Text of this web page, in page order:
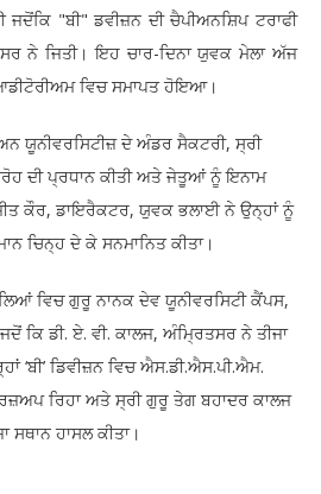
"ਬੀ" ਡਵੀਜ਼ਨ ਦੀ ਚੈਪੀਅਨਸ਼ਿਪ ਟਰਾਫੀ
ਨੇ ਜਿਤੀ। ਇਹ ਚਾਰ-ਦਿਨਾ ਯੁਵਕ ਮੇਲਾ ਅੱਜ
ਵਿਚ ਸਮਾਪਤ ਹੋਇਆ।
ਦੇ ਅੰਡਰ ਸੈਕਟਰੀ, ਸ੍ਰੀ
ਦੀ ਪ੍ਰਧਾਨ ਕੀਤੀ ਅਤੇ ਜੇਤੂਆਂ ਨੂੰ ਇਨਾਮ
ਕੌਰ, ਡਾਇਰੈਕਟਰ, ਯੁਵਕ ਭਲਾਈ ਨੇ ਉਨ੍ਹਾਂ ਨੂੰ
ਦੇ ਕੇ ਸਨਮਾਨਿਤ ਕੀਤਾ।
ਵਿਚ ਗੁਰੂ ਨਾਨਕ ਦੇਵ ਯੂਨੀਵਰਸਿਟੀ ਕੈਂਪਸ,
ਕਿ ਡੀ. ਏ. ਵੀ. ਕਾਲਜ, ਅੰਮ੍ਰਿਤਸਰ ਨੇ ਤੀਜਾ
‘ਬੀ’ ਡਿਵੀਜ਼ਨ ਵਿਚ ਐਸ.ਡੀ.ਐਸ.ਪੀ.ਐਮ.
ਰਿਹਾ ਅਤੇ ਸ੍ਰੀ ਗੁਰੂ ਤੇਗ ਬਹਾਦਰ ਕਾਲਜ
ਸਥਾਨ ਹਾਸਲ ਕੀਤਾ।